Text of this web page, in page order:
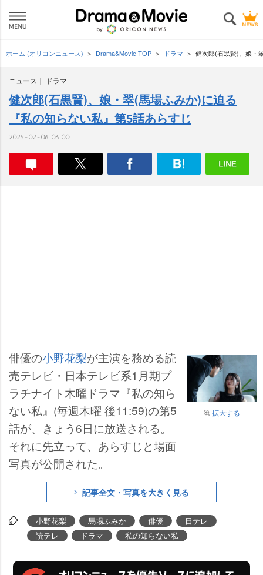
ホーム (オリコンニュース) Drama&Movie TOP ドラマ 健次郎(石黒賢)、娘・
ニュース ドラマ
健次郎(石黒賢)、娘・翠(馬場ふみか)に迫る
『私の知らない私』第5話あらすじ
2025-02-06 06:00
拡大する
俳優の小野花梨が主演を務める読
売テレビ・日本テレビ系1月期プ
ラチナイト木曜ドラマ『私の知ら
ない私』(毎週木曜 後11:59)の第5
話が、きょう6日に放送される。
それに先立って、あらすじと場面
写真が公開された。
記事全文・写真を大きく見る
小野花梨 馬場ふみか 俳優
日テレ
読テレ
ドラマ 私の知らない私